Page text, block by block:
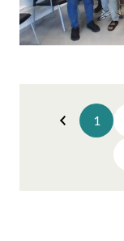
Anterior
1